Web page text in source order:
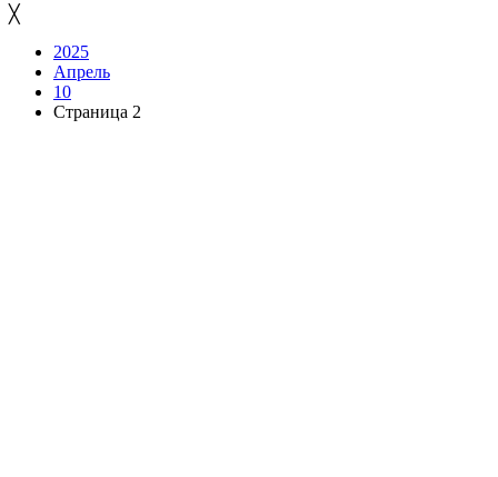
╳
2025
Апрель
10
Страница 2